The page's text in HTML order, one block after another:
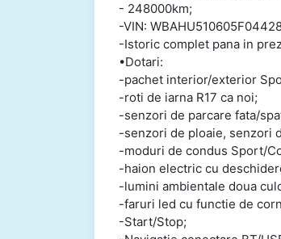
- 248000km;
-VIN:
-Istoric complet pana in
•Dotari:
-pachet interior/exterior
-roti de iarna R17 ca noi;
-senzori de parcare fata/
-senzori de ploaie, senzori
-moduri de condus Sport/
-haion electric cu
-lumini ambientale doua
-faruri led cu functie de
-Start/Stop;